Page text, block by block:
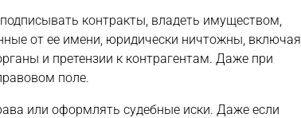
контракты, владеть имуществом,
от ее имени, юридически ничтожны, включая
и претензии к контрагентам. Даже при
поле.
или оформлять судебные иски. Даже если